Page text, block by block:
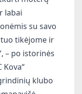
labai
su savo
tikėjome ir
– po istorinės
Kova“
klubo